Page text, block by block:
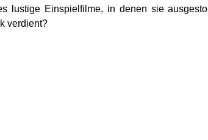
lustige Einspielfilme, in denen sie
verdient?